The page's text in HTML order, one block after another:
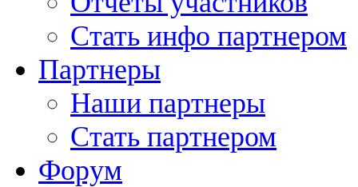
Стать инфо партнером
Партнеры
Наши партнеры
Стать партнером
Форум